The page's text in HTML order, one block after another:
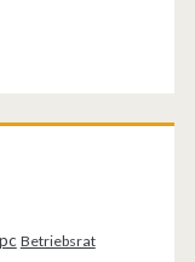
Betriebsrat